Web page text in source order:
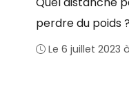
perdre du poids ?
Le 6 juillet 2023